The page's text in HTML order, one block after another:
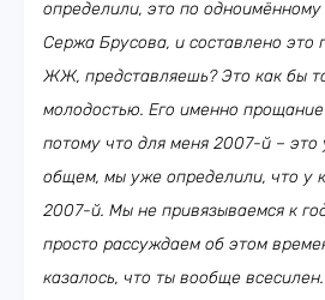
определили, это по
Сержа Брусова, и составлено это
ЖЖ, представляешь? Это как бы
молодостью. Его именно
потому что для меня 2007-й – это
общем, мы уже определили, что у
2007-й. Мы не привязываемся к
просто рассуждаем об этом
казалось, что ты вообще